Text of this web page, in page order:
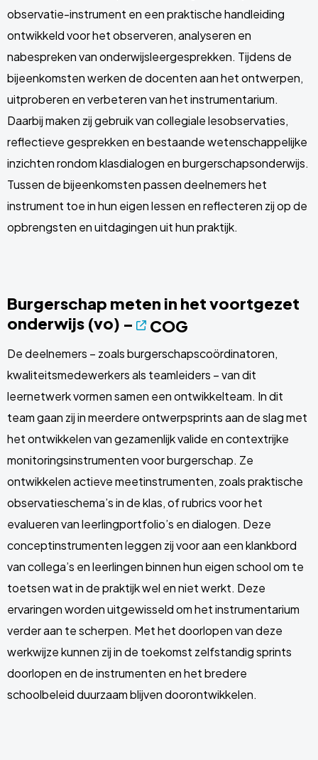
observatie-instrument en een praktische handleiding
ontwikkeld voor het observeren, analyseren en
nabespreken van onderwijsleergesprekken. Tijdens de
bijeenkomsten werken de docenten aan het ontwerpen,
uitproberen en verbeteren van het instrumentarium.
Daarbij maken zij gebruik van collegiale lesobservaties,
reflectieve gesprekken en bestaande wetenschappelijke
inzichten rondom klasdialogen en burgerschapsonderwijs.
Tussen de bijeenkomsten passen deelnemers het
instrument toe in hun eigen lessen en reflecteren zij op de
opbrengsten en uitdagingen uit hun praktijk.
Burgerschap meten in het voortgezet
onderwijs (vo) –
COG
De deelnemers – zoals burgerschapscoördinatoren,
kwaliteitsmedewerkers als teamleiders – van dit
leernetwerk vormen samen een ontwikkelteam. In dit
team gaan zij in meerdere ontwerpsprints aan de slag met
het ontwikkelen van gezamenlijk valide en contextrijke
monitoringsinstrumenten voor burgerschap. Ze
ontwikkelen actieve meetinstrumenten, zoals praktische
observatieschema’s in de klas, of rubrics voor het
evalueren van leerlingportfolio’s en dialogen. Deze
conceptinstrumenten leggen zij voor aan een klankbord
van collega’s en leerlingen binnen hun eigen school om te
toetsen wat in de praktijk wel en niet werkt. Deze
ervaringen worden uitgewisseld om het instrumentarium
verder aan te scherpen. Met het doorlopen van deze
werkwijze kunnen zij in de toekomst zelfstandig sprints
doorlopen en de instrumenten en het bredere
schoolbeleid duurzaam blijven doorontwikkelen.